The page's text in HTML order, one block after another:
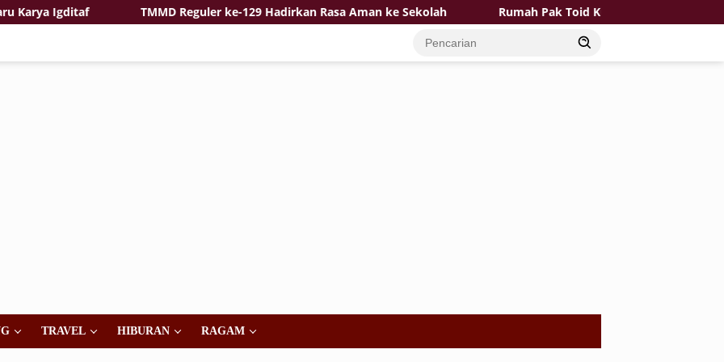
Igditaf TMMD Reguler ke-129 Hadirkan Rasa Aman ke Sekolah Rumah Pak Toid Kian Layak Huni
TRAVEL HIBURAN RAGAM